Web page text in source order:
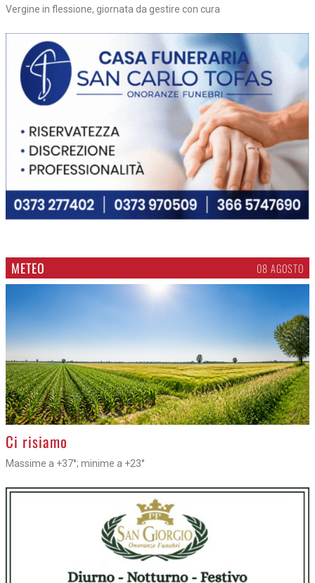
Vergine in flessione, giornata da gestire con cura
METEO 08 AGOSTO
>
Ci risiamo
Massime a +37°; minime a +23°